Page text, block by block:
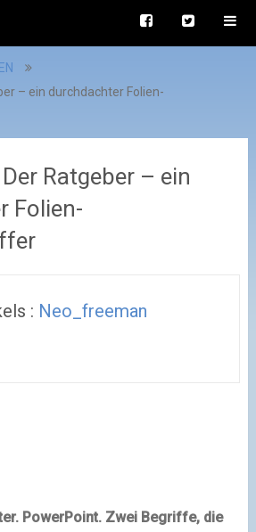
– ein durchdachter Folien-
Ratgeber – ein
Folien-
: Neo_freeman
PowerPoint. Zwei Begriffe, die